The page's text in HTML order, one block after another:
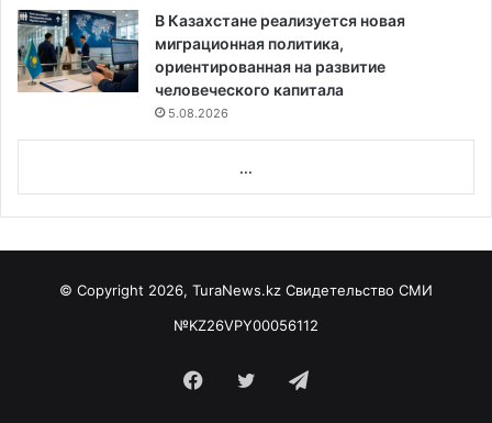
В Казахстане реализуется новая
миграционная политика,
ориентированная на развитие
человеческого капитала
5.08.2026
...
© Copyright 2026, TuraNews.kz Свидетельство СМИ
№KZ26VPY00056112
Facebook
Twitter